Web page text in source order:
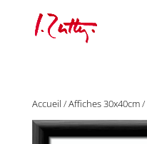
Accueil /Affiches 30x40cm/